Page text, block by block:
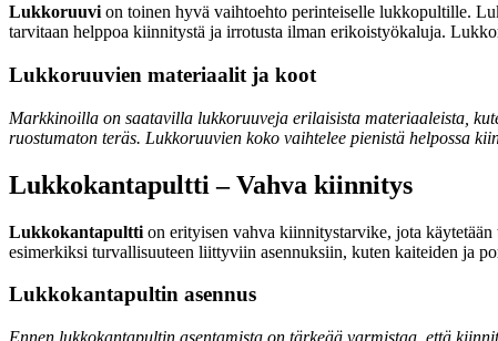
Lukkoruuvion toinen hyvä vaihtoehto perinteiselle lukkopultille.
tarvitaan helppoa kiinnitystä ja irrotusta ilman erikoistyökaluja.
Lukkoruuvien materiaalit ja koot
Markkinoilla on saatavilla lukkoruuveja erilaisista materiaaleista,
ruostumaton teräs. Lukkoruuvien koko vaihtelee pienistä helpossa
Lukkokantapultti – Vahva kiinnitys
Lukkokantapultti on erityisen vahva kiinnitystarvike, jota
esimerkiksi turvallisuuteen liittyviin asennuksiin, kuten kaiteiden ja
Lukkokantapultin asennus